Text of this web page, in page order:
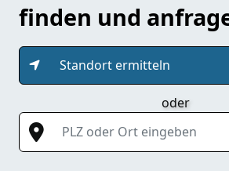
finden und
Standort ermitteln
oder
PLZ oder Ort eingeben